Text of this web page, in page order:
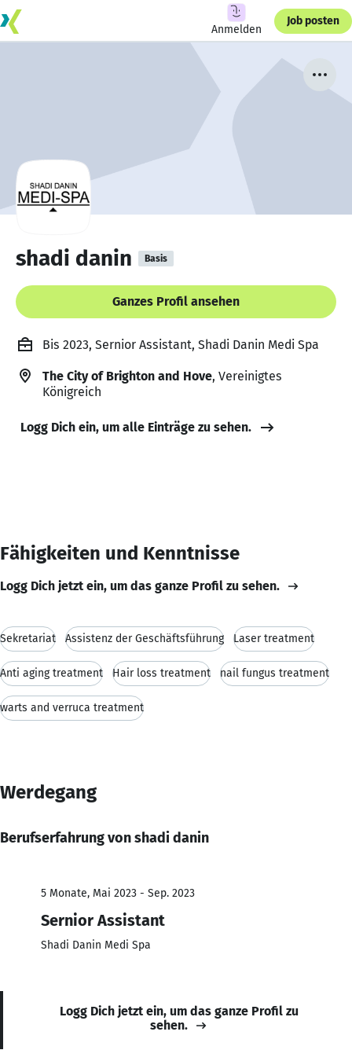
Anmelden
Job posten
shadi danin Basis
Ganzes Profil ansehen
Bis 2023, Sernior Assistant, Shadi Danin Medi Spa
The City of Brighton and Hove, Vereinigtes
Königreich
Logg Dich ein, um alle Einträge zu sehen.
Fähigkeiten und Kenntnisse
Logg Dich jetzt ein, um das ganze Profil zu sehen.
Sekretariat Assistenz der Geschäftsführung Laser treatment
Anti aging treatment Hair loss treatment nail fungus treatment
warts and verruca treatment
Werdegang
Berufserfahrung von shadi danin
5 Monate, Mai 2023 - Sep. 2023
Sernior Assistant
Shadi Danin Medi Spa
Logg Dich jetzt ein, um das ganze Profil zu
sehen.